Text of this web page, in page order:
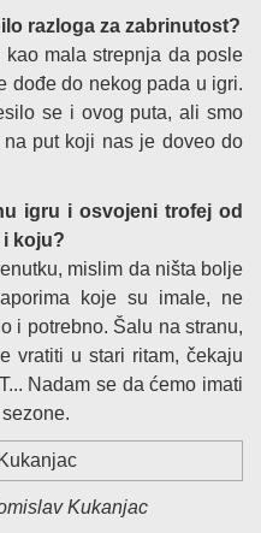
razloga za zabrinutost?
mala strepnja da posle
dođe do nekog pada u igri.
se i ovog puta, ali smo
put koji nas je doveo do
igru i osvojeni trofej od
koju?
mislim da ništa bolje
koje su imale, ne
i potrebno. Šalu na stranu,
vratiti u stari ritam, čekaju
Nadam se da ćemo imati
Kukanjac